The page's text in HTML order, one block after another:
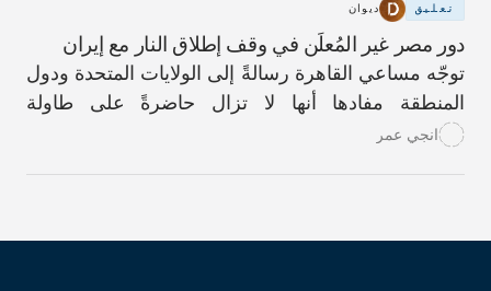
تعليق ديوان
دور مصر غير المُعلَن في وقف إطلاق النار مع إيران
توجّه مساعي القاهرة رسالةً إلى الولايات المتحدة ودول
المنطقة مفادها أنها لا تزال حاضرةً على طاولة
المحادثات الدبلوماسية.
انجي عمر